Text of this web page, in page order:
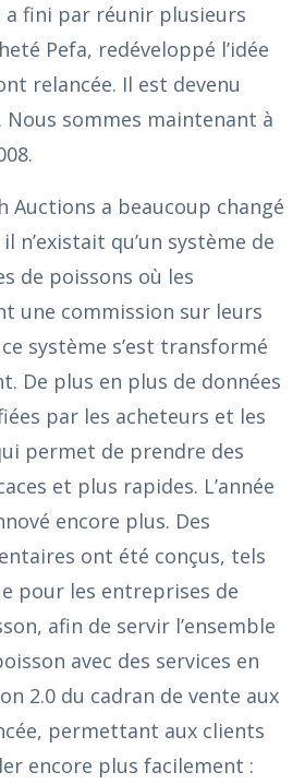
a fini par réunir plusieurs
Pefa, redéveloppé l’idée
relancée. Il est devenu
sommes maintenant à
Auctions a beaucoup changé
n’existait qu’un système de
de poissons où les
une commission sur leurs
système s’est transformé
De plus en plus de données
par les acheteurs et les
permet de prendre des
et plus rapides. L’année
encore plus. Des
ont été conçus, tels
pour les entreprises de
afin de servir l’ensemble
avec des services en
2.0 du cadran de vente aux
permettant aux clients
encore plus facilement :